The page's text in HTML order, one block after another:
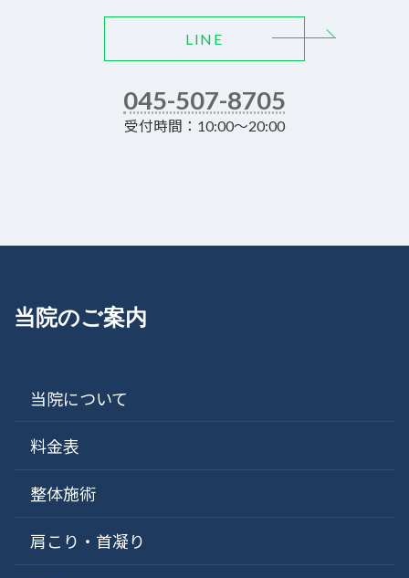
LINE
045-507-8705
受付時間：10:00～20:00
当院のご案内
当院について
料金表
整体施術
肩こり・首凝り